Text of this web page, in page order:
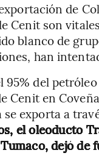
de
Cenit son
blanco de
han
95% del
Cenit en
exporta a
el oleoducto
dejó de